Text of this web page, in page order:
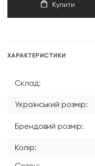
Купити
ХАРАКТЕРИСТИКИ
Склад:
Український розмір:
Брендовий розмір:
Колір: